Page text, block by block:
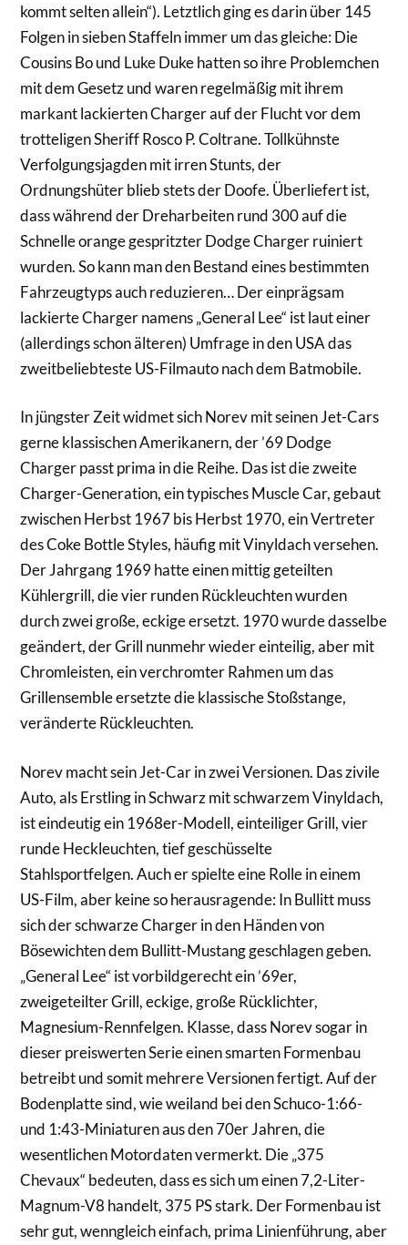
kommt selten allein“). Letztlich ging es darin über 145
Folgen in sieben Staffeln immer um das gleiche: Die
Cousins Bo und Luke Duke hatten so ihre Problemchen
mit dem Gesetz und waren regelmäßig mit ihrem
markant lackierten Charger auf der Flucht vor dem
trotteligen Sheriff Rosco P. Coltrane. Tollkühnste
Verfolgungsjagden mit irren Stunts, der
Ordnungshüter blieb stets der Doofe. Überliefert ist,
dass während der Dreharbeiten rund 300 auf die
Schnelle orange gespritzter Dodge Charger ruiniert
wurden. So kann man den Bestand eines bestimmten
Fahrzeugtyps auch reduzieren… Der einprägsam
lackierte Charger namens „General Lee“ ist laut einer
(allerdings schon älteren) Umfrage in den USA das
zweitbeliebteste US-Filmauto nach dem Batmobile.
In jüngster Zeit widmet sich Norev mit seinen Jet-Cars
gerne klassischen Amerikanern, der ’69 Dodge
Charger passt prima in die Reihe. Das ist die zweite
Charger-Generation, ein typisches Muscle Car, gebaut
zwischen Herbst 1967 bis Herbst 1970, ein Vertreter
des Coke Bottle Styles, häufig mit Vinyldach versehen.
Der Jahrgang 1969 hatte einen mittig geteilten
Kühlergrill, die vier runden Rückleuchten wurden
durch zwei große, eckige ersetzt. 1970 wurde dasselbe
geändert, der Grill nunmehr wieder einteilig, aber mit
Chromleisten, ein verchromter Rahmen um das
Grillensemble ersetzte die klassische Stoßstange,
veränderte Rückleuchten.
Norev macht sein Jet-Car in zwei Versionen. Das zivile
Auto, als Erstling in Schwarz mit schwarzem Vinyldach,
ist eindeutig ein 1968er-Modell, einteiliger Grill, vier
runde Heckleuchten, tief geschüsselte
Stahlsportfelgen. Auch er spielte eine Rolle in einem
US-Film, aber keine so herausragende: In Bullitt muss
sich der schwarze Charger in den Händen von
Bösewichten dem Bullitt-Mustang geschlagen geben.
„General Lee“ ist vorbildgerecht ein ’69er,
zweigeteilter Grill, eckige, große Rücklichter,
Magnesium-Rennfelgen. Klasse, dass Norev sogar in
dieser preiswerten Serie einen smarten Formenbau
betreibt und somit mehrere Versionen fertigt. Auf der
Bodenplatte sind, wie weiland bei den Schuco-1:66-
und 1:43-Miniaturen aus den 70er Jahren, die
wesentlichen Motordaten vermerkt. Die „375
Chevaux“ bedeuten, dass es sich um einen 7,2-Liter-
Magnum-V8 handelt, 375 PS stark. Der Formenbau ist
sehr gut, wenngleich einfach, prima Linienführung, aber